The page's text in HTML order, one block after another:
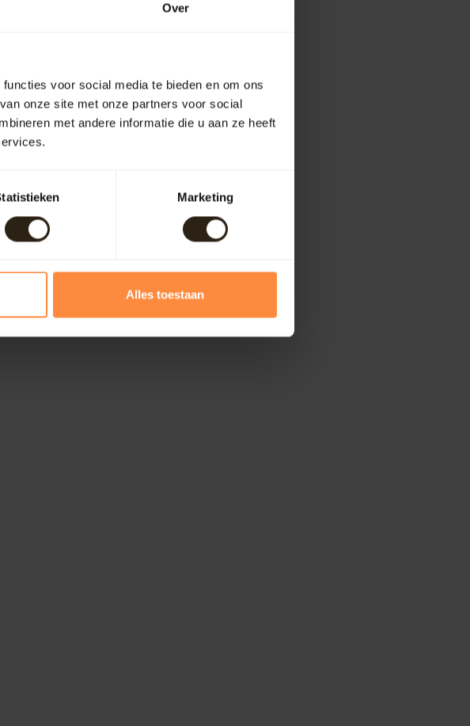
Over
voor social media te bieden en om ons
onze site met onze partners voor social
met andere informatie die u aan ze heeft
Marketing
Alles toestaan